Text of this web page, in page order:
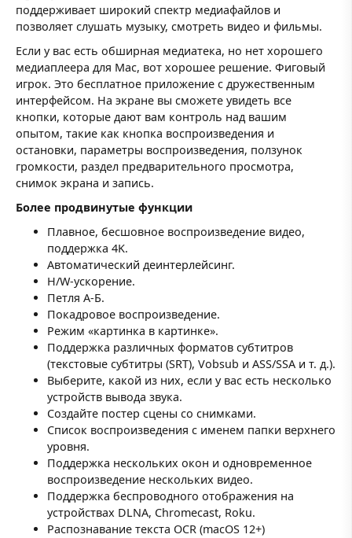
поддерживает широкий спектр медиафайлов и
позволяет слушать музыку, смотреть видео и фильмы.
Если у вас есть обширная медиатека, но нет хорошего
медиаплеера для Mac, вот хорошее решение. Фиговый
игрок. Это бесплатное приложение с дружественным
интерфейсом. На экране вы сможете увидеть все
кнопки, которые дают вам контроль над вашим
опытом, такие как кнопка воспроизведения и
остановки, параметры воспроизведения, ползунок
громкости, раздел предварительного просмотра,
снимок экрана и запись.
Более продвинутые функции
Плавное, бесшовное воспроизведение видео,
поддержка 4K.
Автоматический деинтерлейсинг.
H/W-ускорение.
Петля А-Б.
Покадровое воспроизведение.
Режим «картинка в картинке».
Поддержка различных форматов субтитров
(текстовые субтитры (SRT), Vobsub и ASS/SSA и т. д.).
Выберите, какой из них, если у вас есть несколько
устройств вывода звука.
Создайте постер сцены со снимками.
Список воспроизведения с именем папки верхнего
уровня.
Поддержка нескольких окон и одновременное
воспроизведение нескольких видео.
Поддержка беспроводного отображения на
устройствах DLNA, Chromecast, Roku.
Распознавание текста OCR (macOS 12+)